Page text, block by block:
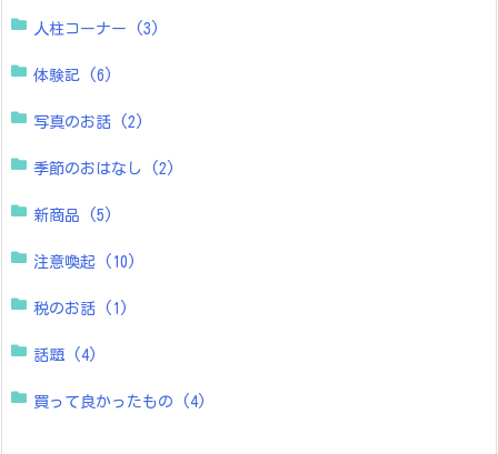
人柱コーナー (3)
体験記 (6)
写真のお話 (2)
季節のおはなし (2)
新商品 (5)
注意喚起 (10)
税のお話 (1)
話題 (4)
買って良かったもの (4)